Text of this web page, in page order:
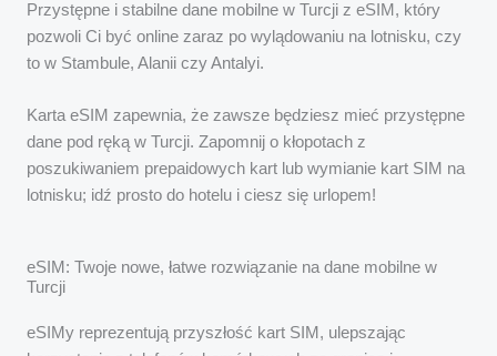
Przystępne i stabilne dane mobilne w Turcji z eSIM, który
pozwoli Ci być online zaraz po wylądowaniu na lotnisku, czy
to w Stambule, Alanii czy Antalyi.
Karta eSIM zapewnia, że zawsze będziesz mieć przystępne
dane pod ręką w Turcji. Zapomnij o kłopotach z
poszukiwaniem prepaidowych kart lub wymianie kart SIM na
lotnisku; idź prosto do hotelu i ciesz się urlopem!
eSIM: Twoje nowe, łatwe rozwiązanie na dane mobilne w
Turcji
eSIMy reprezentują przyszłość kart SIM, ulepszając